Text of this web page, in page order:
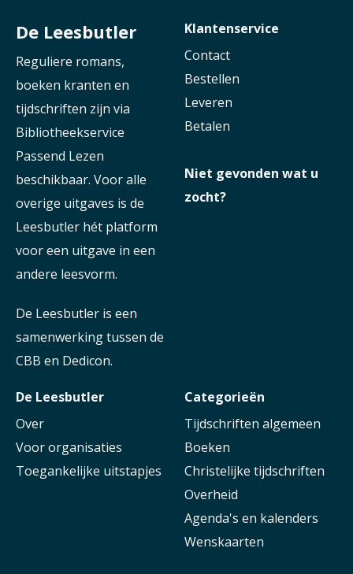
De Leesbutler
Reguliere romans,
boeken kranten en
tijdschriften zijn via
Bibliotheekservice
Passend Lezen
beschikbaar. Voor alle
overige uitgaves is de
Leesbutler hét platform
voor een uitgave in een
andere leesvorm.
De Leesbutler is een
samenwerking tussen de
CBB en Dedicon.
Klantenservice
Contact
Bestellen
Leveren
Betalen
Niet gevonden wat u
zocht?
De Leesbutler
Over
Voor organisaties
Toegankelijke uitstapjes
Categorieën
Tijdschriften algemeen
Boeken
Christelijke tijdschriften
Overheid
Agenda's en kalenders
Wenskaarten